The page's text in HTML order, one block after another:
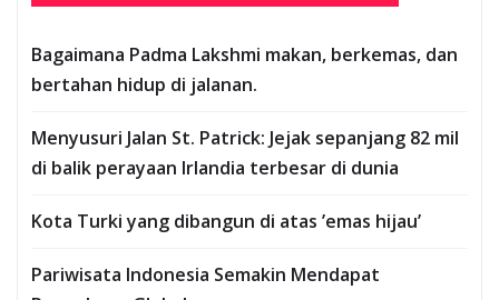
Bagaimana Padma Lakshmi makan, berkemas, dan
bertahan hidup di jalanan.
Menyusuri Jalan St. Patrick: Jejak sepanjang 82 mil
di balik perayaan Irlandia terbesar di dunia
Kota Turki yang dibangun di atas ’emas hijau’
Pariwisata Indonesia Semakin Mendapat